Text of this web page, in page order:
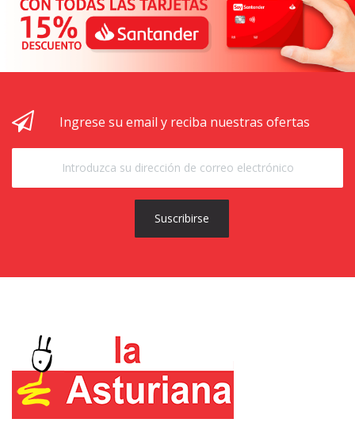
Ingrese su email y reciba nuestras ofertas
Suscribirse